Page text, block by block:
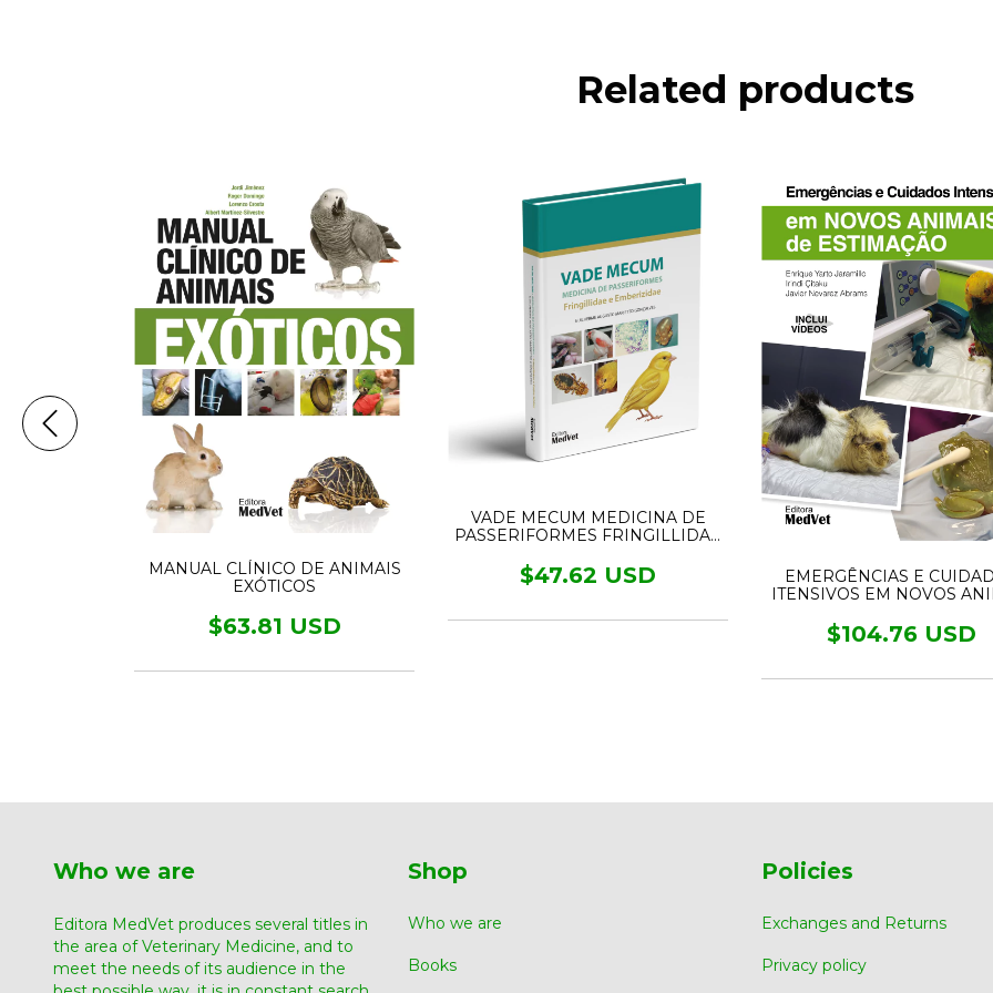
Related products
MANUAL CLÍNICO DE ANIMAIS
EXÓTICOS
$63.81 USD
VADE MECUM MEDICINA DE
PASSERIFORMES FRINGILLIDAE
$47.62 USD
EMERGÊNCIAS E
ITENSIVOS EM NOVOS
$104.76 USD
Who we are
Editora MedVet produces several titles in
the area of ​​Veterinary Medicine, and to
meet the needs of its audience in the
Shop
Who we are
Books
Policies
Exchanges and Returns
Privacy policy